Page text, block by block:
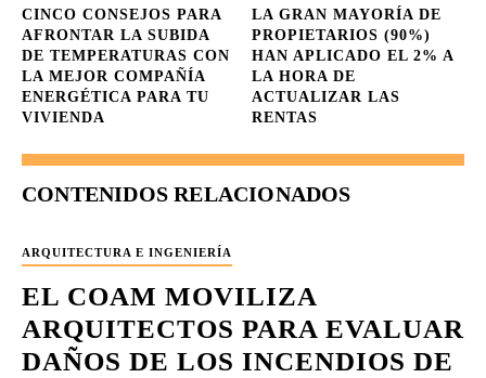
CINCO CONSEJOS PARA
AFRONTAR LA SUBIDA
DE TEMPERATURAS CON
LA MEJOR COMPAÑÍA
ENERGÉTICA PARA TU
VIVIENDA
LA GRAN MAYORÍA DE
PROPIETARIOS (90%)
HAN APLICADO EL 2% A
LA HORA DE
ACTUALIZAR LAS
RENTAS
CONTENIDOS RELACIONADOS
ARQUITECTURA E INGENIERÍA
EL COAM MOVILIZA
ARQUITECTOS PARA EVALUAR
DAÑOS DE LOS INCENDIOS DE